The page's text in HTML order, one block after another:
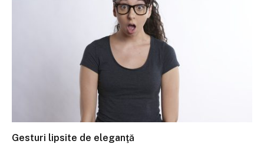
Gesturi lipsite de eleganţă